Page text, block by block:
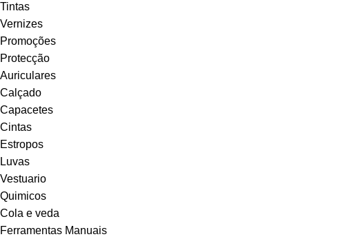
Tintas
Vernizes
Promoções
Protecção
Auriculares
Calçado
Capacetes
Cintas
Estropos
Luvas
Vestuario
Quimicos
Cola e veda
Ferramentas Manuais